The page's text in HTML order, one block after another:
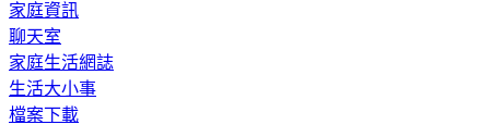
家庭資訊
聊天室
家庭生活網誌
生活大小事
檔案下載